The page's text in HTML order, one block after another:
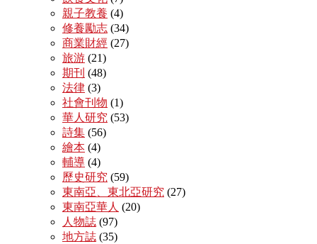
親子教養 (4)
修養勵志 (34)
商業財經 (27)
旅游 (21)
期刊 (48)
法律 (3)
社會刊物 (1)
華人研究 (53)
詩集 (56)
繪本 (4)
輔導 (4)
歷史研究 (59)
東南亞、東北亞研究 (27)
東南亞華人 (20)
人物誌 (97)
地方誌 (35)